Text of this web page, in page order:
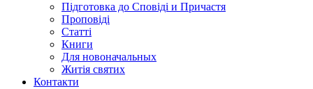
Підготовка до Сповіді и Причастя
Проповіді
Статті
Книги
Для новоначальных
Житія святих
Контакти